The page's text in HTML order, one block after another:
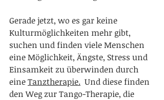
Gerade jetzt, wo es gar keine
Kulturmöglichkeiten mehr gibt,
suchen und finden viele Menschen
eine Möglichkeit, Ängste, Stress und
Einsamkeit zu überwinden durch
eine Tanztherapie.
  Und diese finden
den Weg zur Tango-Therapie, die